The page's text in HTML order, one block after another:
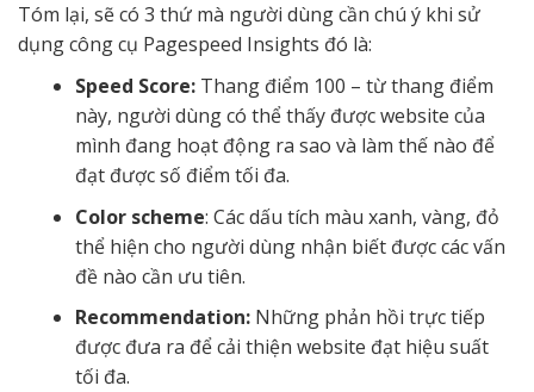
Tóm lại, sẽ có 3 thứ mà người dùng cần chú ý khi sử
dụng công cụ Pagespeed Insights đó là:
Speed Score: Thang điểm 100 – từ thang điểm
này, người dùng có thể thấy được website của
mình đang hoạt động ra sao và làm thế nào để
đạt được số điểm tối đa.
Color scheme: Các dấu tích màu xanh, vàng, đỏ
thể hiện cho người dùng nhận biết được các vấn
đề nào cần ưu tiên.
Recommendation: Những phản hồi trực tiếp
được đưa ra để cải thiện website đạt hiệu suất
tối đa.